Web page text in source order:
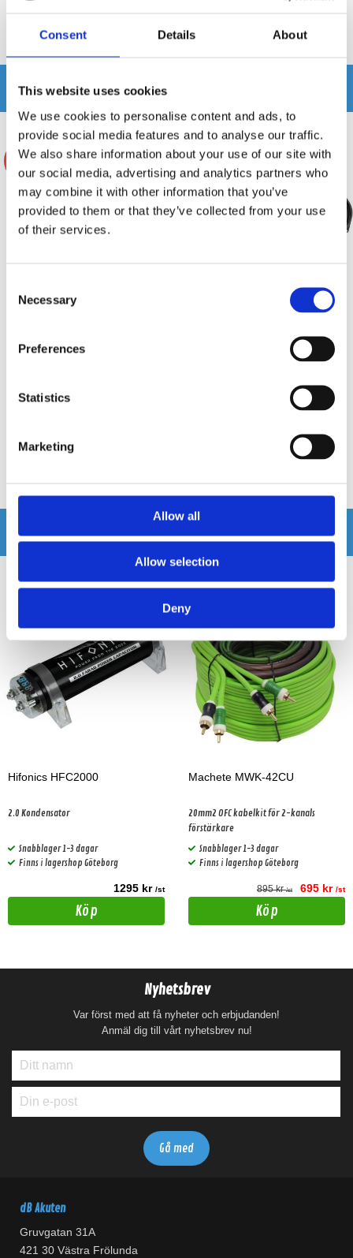
Consent Details About
This website uses cookies
We use cookies to personalise content and ads, to
provide social media features and to analyse our traffic.
We also share information about your use of our site with
our social media, advertising and analytics partners who
may combine it with other information that you’ve
provided to them or that they’ve collected from your use
of their services.
Selection
Necessary
Preferences
Statistics
Marketing
Allow all
Allow selection
Deny
Produkten har inga recensioner
Relaterade produkter
-7%
Hos leverantör 3+ dagar
1395 kr
-5%
3495 kr
Andra köpte även
Hifonics HFC2000
2.0 Kondensator
Snabblager 1-3 dagar
Finns i lagershop Göteborg
1295 kr /st
Köp
Machete MWK-42CU
20mm2 OFC kabelkit för 2-kanals
förstärkare
Snabblager 1-3 dagar
Finns i lagershop Göteborg
895 kr/st 695 kr /st
Köp
Nyhetsbrev
Var först med att få nyheter och erbjudanden!
Anmäl dig till vårt nyhetsbrev nu!
dB Akuten
Gruvgatan 31A
421 30 Västra Frölunda